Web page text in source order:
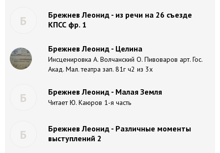
Б
Брежнев Леонид - из речи на 26 съезде
КПСС фр. 1
Брежнев Леонид - Целина
Инсценировка А. Волчанский О. Пивоваров арт. Гос.
Акад. Мал. театра зап. 81г ч2 из 3х
Б Брежнев Леонид - Малая Земля
Читает Ю. Каюров 1-я часть
Б
Брежнев Леонид - Различные моменты
выступлений 2